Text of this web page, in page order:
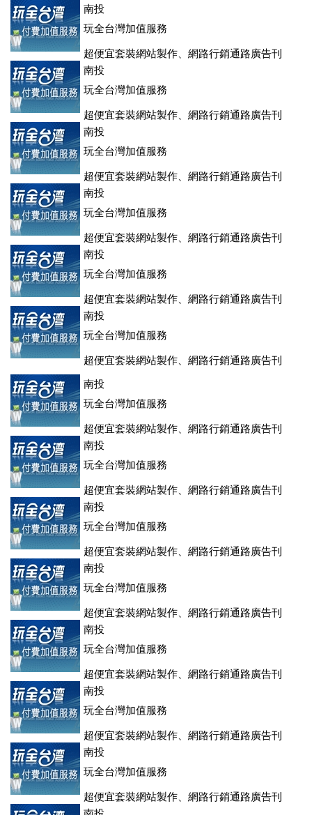
登、訂房系統、客房委託旅行社銷售，全面優惠中....
南投
玩全台灣加值服務
超便宜套裝網站製作、網路行銷通路廣告刊
登、訂房系統、客房委託旅行社銷售，全面優惠中....
南投
玩全台灣加值服務
超便宜套裝網站製作、網路行銷通路廣告刊
登、訂房系統、客房委託旅行社銷售，全面優惠中....
南投
玩全台灣加值服務
超便宜套裝網站製作、網路行銷通路廣告刊
登、訂房系統、客房委託旅行社銷售，全面優惠中....
南投
玩全台灣加值服務
超便宜套裝網站製作、網路行銷通路廣告刊
登、訂房系統、客房委託旅行社銷售，全面優惠中....
南投
玩全台灣加值服務
超便宜套裝網站製作、網路行銷通路廣告刊
登、訂房系統、客房委託旅行社銷售，全面優惠中....
南投
玩全台灣加值服務
超便宜套裝網站製作、網路行銷通路廣告刊
登、訂房系統、客房委託旅行社銷售，全面優惠中....
南投
玩全台灣加值服務
超便宜套裝網站製作、網路行銷通路廣告刊
登、訂房系統、客房委託旅行社銷售，全面優惠中....
南投
玩全台灣加值服務
超便宜套裝網站製作、網路行銷通路廣告刊
登、訂房系統、客房委託旅行社銷售，全面優惠中....
南投
玩全台灣加值服務
超便宜套裝網站製作、網路行銷通路廣告刊
登、訂房系統、客房委託旅行社銷售，全面優惠中....
南投
玩全台灣加值服務
超便宜套裝網站製作、網路行銷通路廣告刊
登、訂房系統、客房委託旅行社銷售，全面優惠中....
南投
玩全台灣加值服務
超便宜套裝網站製作、網路行銷通路廣告刊
登、訂房系統、客房委託旅行社銷售，全面優惠中....
南投
玩全台灣加值服務
超便宜套裝網站製作、網路行銷通路廣告刊
登、訂房系統、客房委託旅行社銷售，全面優惠中....
南投
玩全台灣加值服務
超便宜套裝網站製作、網路行銷通路廣告刊